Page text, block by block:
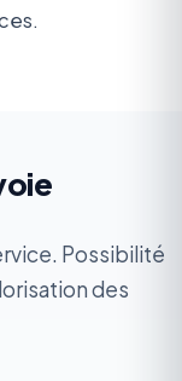
Possibilité
des